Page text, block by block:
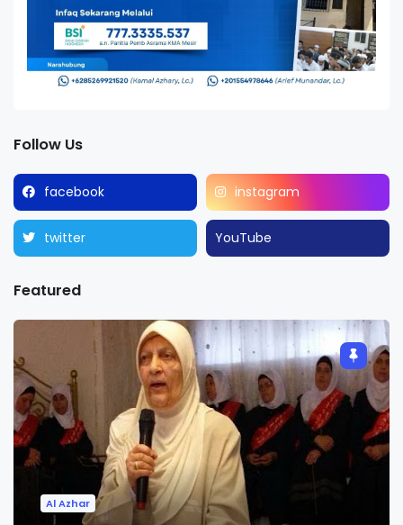
Follow Us
facebook instagram
twitter YouTube
Featured
Al Azhar